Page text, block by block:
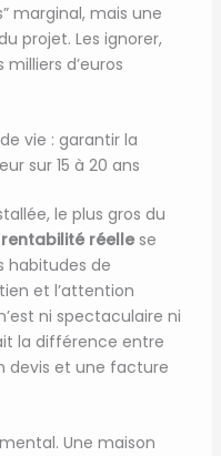
marginal, mais une
projet. Les ignorer,
d’euros
vie : garantir la
sur 15 à 20 ans
le plus gros du
rentabilité réellese
habitudes de
et l’attention
ni spectaculaire ni
la différence entre
devis et une facture
Une maison